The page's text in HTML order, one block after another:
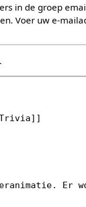
in de groep
Voer uw e-